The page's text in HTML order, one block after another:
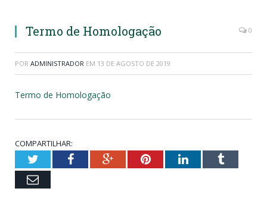
Termo de Homologação 0
POR ADMINISTRADOR EM 13 DE AGOSTO DE 2019
Termo de Homologação
COMPARTILHAR:
TwitterFacebookGoogle+PinterestLinkedInTumblr
Email